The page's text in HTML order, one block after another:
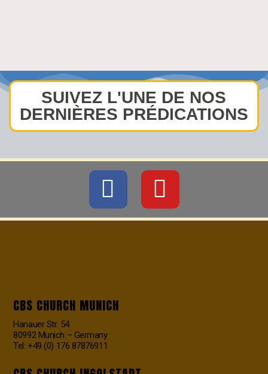
SUIVEZ L'UNE DE NOS
DERNIÈRES PRÉDICATIONS
CBS CHURCH MUNICH
Hanauer Str. 54
80992 Munich – Germany
Tel: +49 (0) 176 87876911